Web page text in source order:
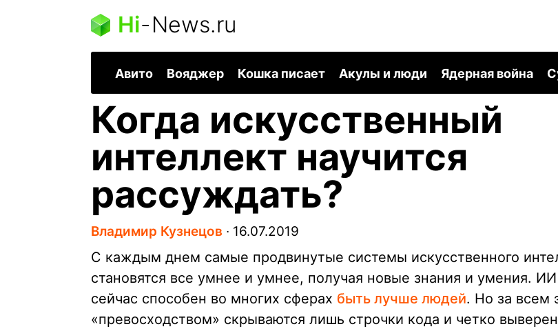
Hi-News.ru
Авито Вояджер Кошка писает Акулы и люди Ядерная война
Когда искусственный
интеллект научится
рассуждать?
Владимир Кузнецов ∙ 16.07.2019
С каждым днем самые продвинутые системы искусственного
становятся все умнее и умнее, получая новые знания и умения.
сейчас способен во многих сферах быть лучше людей. Но за всем
«превосходством» скрываются лишь строчки кода и четко